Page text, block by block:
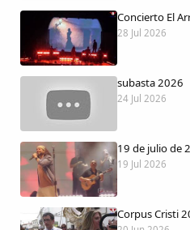
Peñas
La palra
Modo oscuro
Concierto El
28 Jul 2026
subasta 2026
24 Jul 2026
19 de julio de
19 Jul 2026
Corpus Cristi